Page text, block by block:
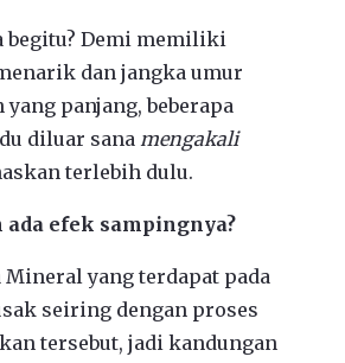
begitu? Demi memiliki
dan jangka umur
panjang, beberapa
diluar sana mengakali
terlebih dulu.
ada efek sampingnya?
yang terdapat pada
seiring dengan proses
tersebut, jadi kandungan